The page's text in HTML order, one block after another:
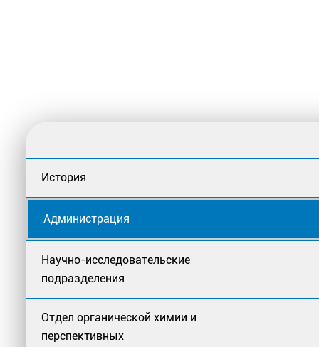
История
Администрация
Научно-исследовательские
подразделения
Отдел органической химии и
перспективных